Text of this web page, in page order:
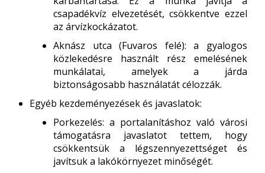
csapadékvíz elvezetését, csökkentve ezzel
az árvízkockázatot.
Aknász utca (Fuvaros felé): a gyalogos
közlekedésre használt rész emelésének
munkálatai, amelyek a járda
biztonságosabb használatát célozzák.
Egyéb kezdeményezések és javaslatok:
Porkezelés: a portalanításhoz való városi
támogatásra javaslatot tettem, hogy
csökkentsük a légszennyezettséget és
javítsuk a lakókörnyezet minőségét.